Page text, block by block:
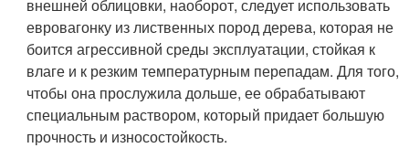
внешней облицовки, наоборот, следует использовать
евровагонку из лиственных пород дерева, которая не
боится агрессивной среды эксплуатации, стойкая к
влаге и к резким температурным перепадам. Для того,
чтобы она прослужила дольше, ее обрабатывают
специальным раствором, который придает большую
прочность и износостойкость.